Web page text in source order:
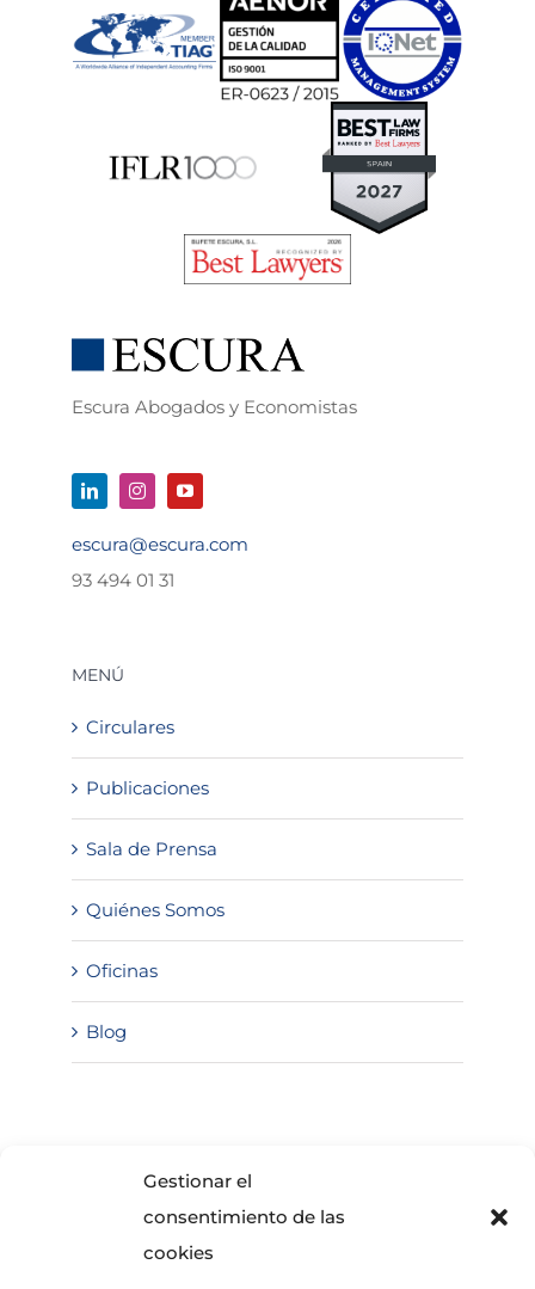
Gestionar el
consentimiento de las
cookies
Escura Abogados y Economistas
escura@escura.com
93 494 01 31
MENÚ
Circulares
Publicaciones
Sala de Prensa
Quiénes Somos
Oficinas
Blog